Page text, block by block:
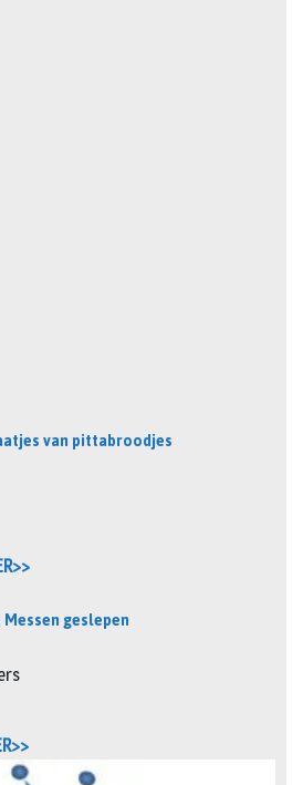
van pittabroodjes
geslepen